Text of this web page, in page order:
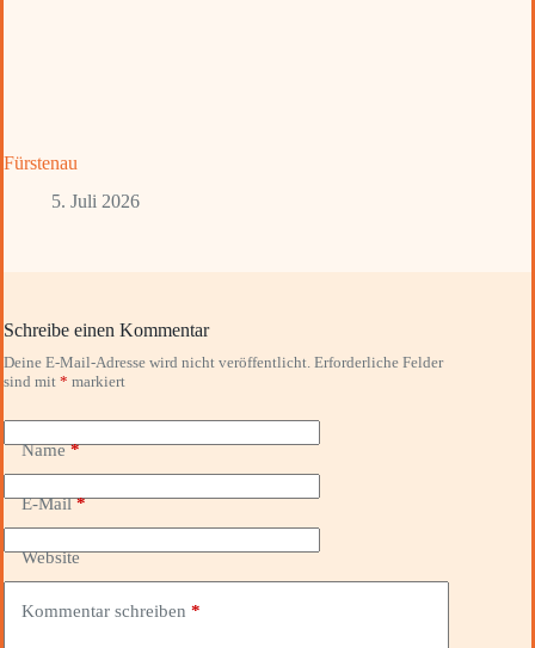
Fürstenau
5. Juli 2026
Schreibe einen Kommentar
Deine E-Mail-Adresse wird nicht veröffentlicht. Erforderliche Felder
sind mit * markiert
Name*
E-Mail*
Website
Kommentar schreiben *